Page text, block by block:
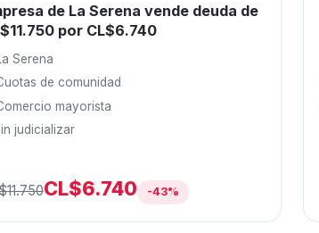
de La Serena vende deuda de
por CL$6.740
Serena
de comunidad
mayorista
judicializar
CL$6.740 -43%